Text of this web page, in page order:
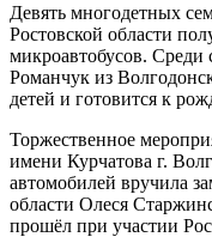
Девять многодетных
Ростовской области
микроавтобусов. Среди
Романчук из
детей и готовится к
Торжественное
имени Курчатова г.
автомобилей вручила
области Олеся
прошёл при участии